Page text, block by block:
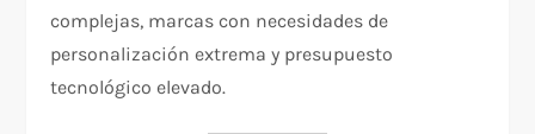
complejas, marcas con necesidades de
personalización extrema y presupuesto
tecnológico elevado.